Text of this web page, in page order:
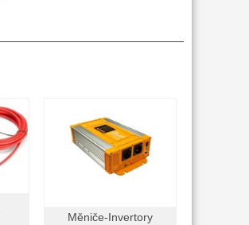
Měniče-Invertory